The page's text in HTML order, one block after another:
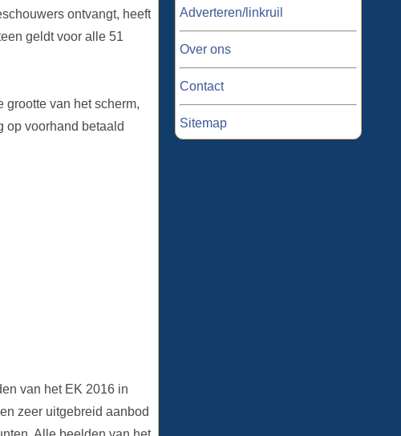
ontvangt, heeft
geldt voor alle 51
grootte van het scherm,
op voorhand betaald
van het EK 2016 in
zeer uitgebreid aanbod
Adverteren/linkruil
Over ons
Contact
Sitemap